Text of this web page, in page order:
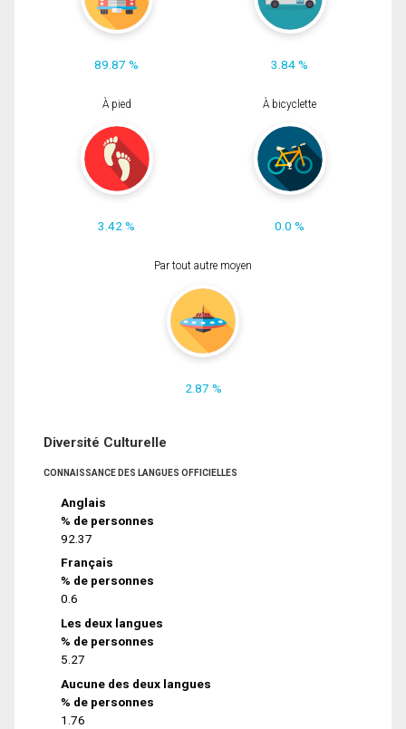
89.87 % 3.84 %
À pied
3.42 %
À bicyclette
0.0 %
Par tout autre moyen
2.87 %
Diversité Culturelle
CONNAISSANCE DES LANGUES OFFICIELLES
Anglais
% de personnes
92.37
Français
% de personnes
0.6
Les deux langues
% de personnes
5.27
Aucune des deux langues
% de personnes
1.76